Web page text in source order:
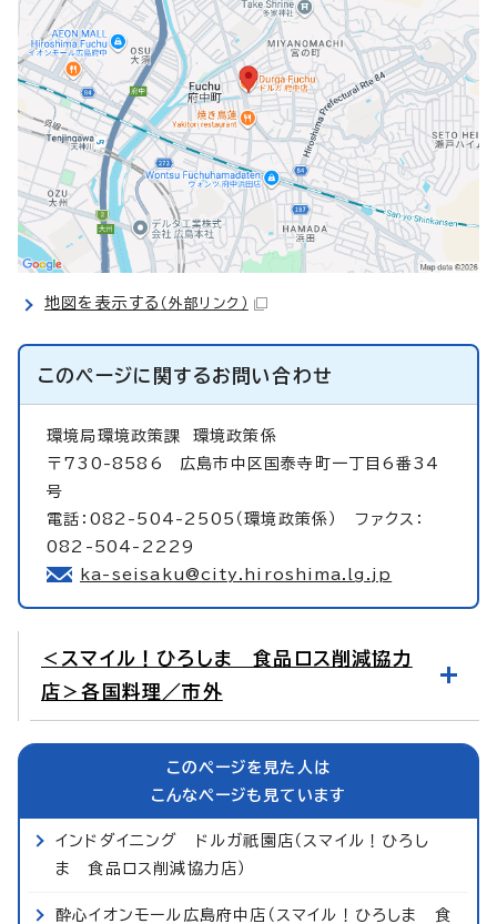
地図を表示する （外部リンク）
このページに関するお問い合わせ
環境局環境政策課 環境政策係
〒730-8586 広島市中区国泰寺町一丁目6番34
号
電話：082-504-2505（環境政策係） ファクス：
082-504-2229
ka-seisaku@city.hiroshima.lg.jp
＜スマイル！ひろしま 食品ロス削減協力
店＞各国料理／市外
このページを見た人は
こんなページも見ています
インドダイニング ドルガ祇園店（スマイル！ひろし
ま 食品ロス削減協力店）
酔心イオンモール広島府中店（スマイル！ひろしま 食